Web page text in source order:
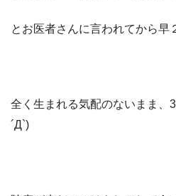
とお医者さんに言われてから早
全く生まれる気配のないまま、
´Д`)